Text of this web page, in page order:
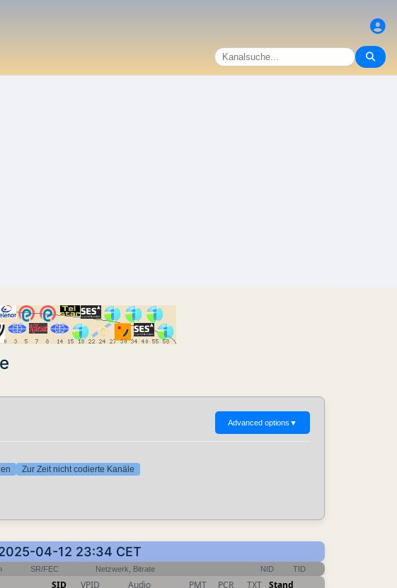
Advanced options ▼
Zur Zeit nicht codierte Kanäle
04-12 23:34 CET
SR/FEC Netzwerk, Bitrate NID TID
SID VPID Audio PMT PCR TXT Stand